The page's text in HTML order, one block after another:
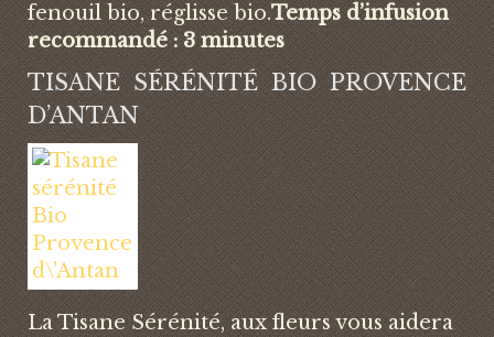
fenouil bio, réglisse bio.Temps d’infusion
recommandé : 3 minutes
TISANE SÉRÉNITÉ BIO PROVENCE
D’ANTAN
La Tisane Sérénité, aux fleurs vous aidera